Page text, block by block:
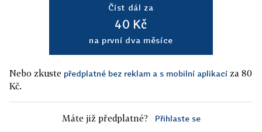
Číst dál za
40 Kč
na první dva měsíce
Nebo zkuste předplatné bez reklam a s mobilní aplikací za 80
Kč.
Máte již předplatné? Přihlaste se